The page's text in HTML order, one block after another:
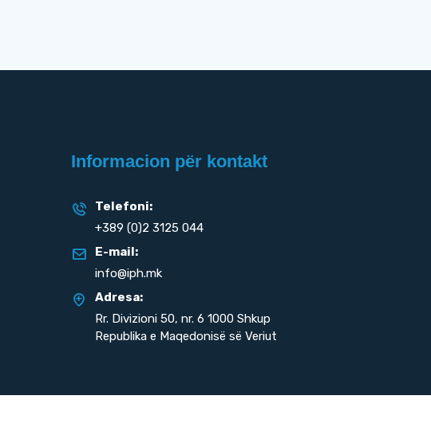
Informacion për kontakt
Telefoni:
+389 (0)2 3125 044
E-mail:
info@iph.mk
Adresa:
Rr. Divizioni 50, nr. 6 1000 Shkup
Republika e Maqedonisë së Veriut